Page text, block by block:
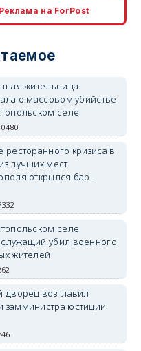
erid: 2SDnjdPjgYS
erid: 2SDnjdvhGXG
Реклама на ForPost
жительница
о массовом убийстве
селе
ресторанного кризиса в
лучших мест
открылся бар-
селе
убил военного
жителей
дворец возглавил
замминистра юстиции